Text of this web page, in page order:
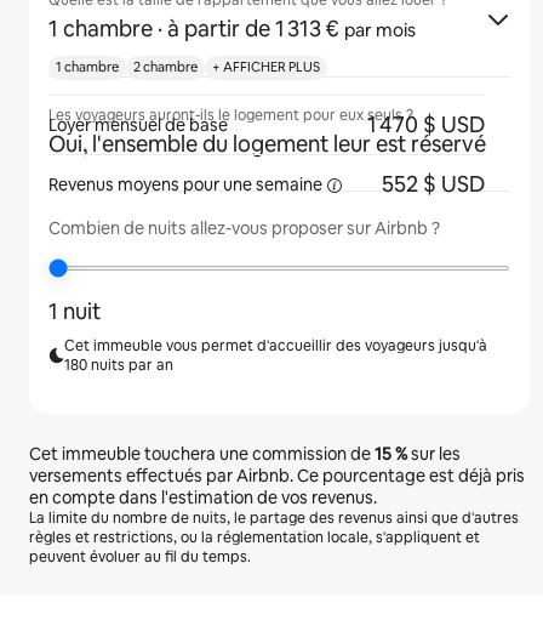
1 chambre · à partir de 1 313 € par mois
Les voyageurs auront-ils le logement pour eux seuls ?
Oui, l'ensemble du logement leur est réservé
Combien de nuits allez-vous proposer sur Airbnb ?
1 nuit
Cet immeuble vous permet d'accueillir des voyageurs jusqu'à
180 nuits par an
Cet immeuble touchera une commission de15 %sur les
versements effectués par Airbnb. Ce pourcentage est déjà pris
en compte dans l'estimation de vos revenus.
La limite du nombre de nuits, le partage des revenus ainsi que d'autres
règles et restrictions, ou la réglementation locale, s'appliquent et
peuvent évoluer au fil du temps.
1 chambre 2 chambre + AFFICHER PLUS
Loyer mensuel de base 1 470 $ USD
Revenus moyens pour unesemaine 552 $ USD